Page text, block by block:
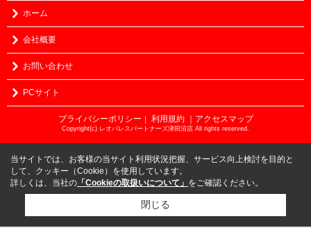
ホーム
会社概要
お問い合わせ
PCサイト
プライバシーポリシー ｜ 利用規約 ｜アクセスマップ
Copyright(c) レオパレスパートナーズ津田沼店 All rights reserved.
当サイトでは、お客様の当サイト利用状況把握、サービス向上検討を目的と
して、クッキー（Cookie）を使用しています。
詳しくは、当社の 「Cookieの取扱いについて」 をご確認ください。
閉じる